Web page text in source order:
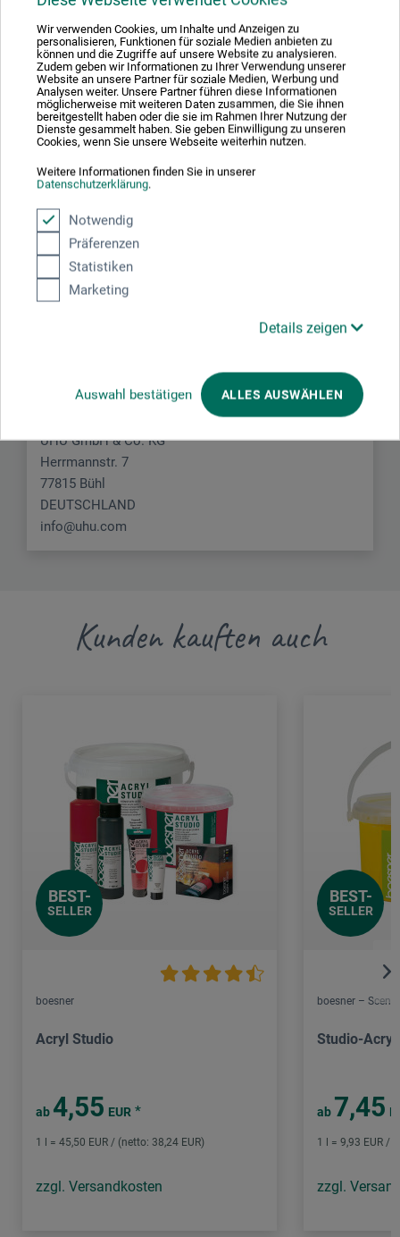
Wir verwenden Cookies, um Inhalte und Anzeigen zu
personalisieren, Funktionen für soziale Medien anbieten zu
können und die Zugriffe auf unsere Website zu analysieren.
Zudem geben wir Informationen zu Ihrer Verwendung unserer
Website an unsere Partner für soziale Medien, Werbung und
Analysen weiter. Unsere Partner führen diese Informationen
möglicherweise mit weiteren Daten zusammen, die Sie ihnen
bereitgestellt haben oder die sie im Rahmen Ihrer Nutzung der
Dienste gesammelt haben. Sie geben Einwilligung zu unseren
Cookies, wenn Sie unsere Webseite weiterhin nutzen.
Weitere Informationen finden Sie in unserer
Datenschutzerklärung.
Notwendig
Präferenzen
Statistiken
Marketing
Details zeigen
Auswahl bestätigen ALLES AUSWÄHLEN
Produktbewertungen (0)
Schreiben Sie die erste Bewertung zu diesem Produkt
JETZT PRODUKT BEWERTEN
Hersteller-Kontakt
diesem Produkt.
UHU GmbH & Co. KG
Herrmannstr. 7
77815 Bühl
DEUTSCHLAND
info@uhu.com
Kunden kauften auch
BEST-
SELLER
boesner
Acryl Studio
ab 4,55 EUR *
1 l = 45,50 EUR / (netto: 38,24 EUR)
zzgl. Versandkosten
BEST-
SELLER
boesner – Scene
Studio-
ab 7,45
1 l = 9,93 EUR /
zzgl.